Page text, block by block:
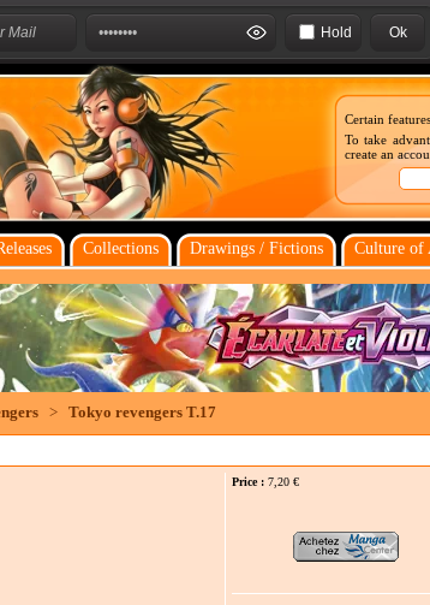
Hold
Certain
To take
create an
Collections Drawings / Fictions Culture of
> Tokyo revengers T.17
Price : 7,20 €